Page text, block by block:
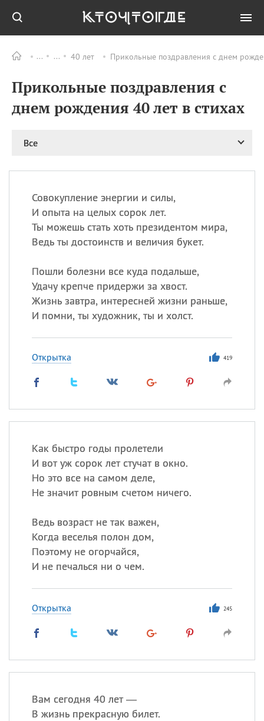
40 лет Прикольные поздравления с днем
Прикольные поздравления с
днем рождения 40 лет в стихах
Все
Совокупление энергии и силы,
И опыта на целых сорок лет.
Ты можешь стать хоть президентом мира,
Ведь ты достоинств и величия букет.
Пошли болезни все куда подальше,
Удачу крепче придержи за хвост.
Жизнь завтра, интересней жизни раньше,
И помни, ты художник, ты и холст.
Открытка 419
Как быстро годы пролетели
И вот уж сорок лет стучат в окно.
Но это все на самом деле,
Не значит ровным счетом ничего.
Ведь возраст не так важен,
Когда веселья полон дом,
Поэтому не огорчайся,
И не печалься ни о чем.
Открытка 245
Вам сегодня 40 лет —
В жизнь прекрасную билет.
ПРАЗДНИКИ Все
08.08 День «Счастье
случается» (Happiness
Happens Day)
великомученика
покровителя всех
врачей и целителя
09.08 День книголюбов (Book
Lovers Day)
ИМЕНА
Сегодня празднуют именины
Посмотреть значениеи
происхождение